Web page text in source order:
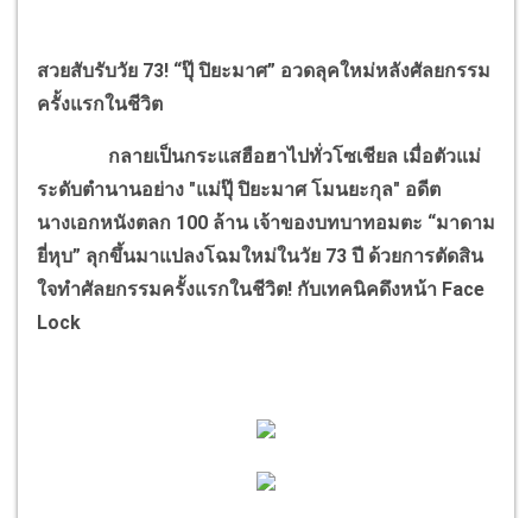
สวยสับรับวัย 73! “ปุ๊ ปิยะมาศ” อวดลุคใหม่หลังศัลยกรรม
ครั้งแรกในชีวิต
กลายเป็นกระแสฮือฮาไปทั่วโซเชียล เมื่อตัวแม่
ระดับตำนานอย่าง "แม่ปุ๊ ปิยะมาศ โมนยะกุล" อดีต
นางเอกหนังตลก 100 ล้าน เจ้าของบทบาทอมตะ “มาดาม
ยี่หุบ” ลุกขึ้นมาแปลงโฉมใหม่ในวัย 73 ปี ด้วยการตัดสิน
ใจทำศัลยกรรมครั้งแรกในชีวิต! กับเทคนิคดึงหน้า Face
Lock